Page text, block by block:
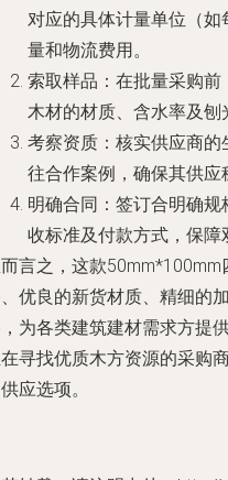
对应的具体计量单位（
量和物流费用。
索取样品 ：在批量采购
木材的材质、含水率及刨
考察资质 ：核实供应商
往合作案例，确保其供应
明确合同 ：签订合明确
收标准及付款方式，保障
言之，这款
优良的新货材质、精细的
为各类建筑建材需求方提
寻找优质木方资源的采购
应选项。